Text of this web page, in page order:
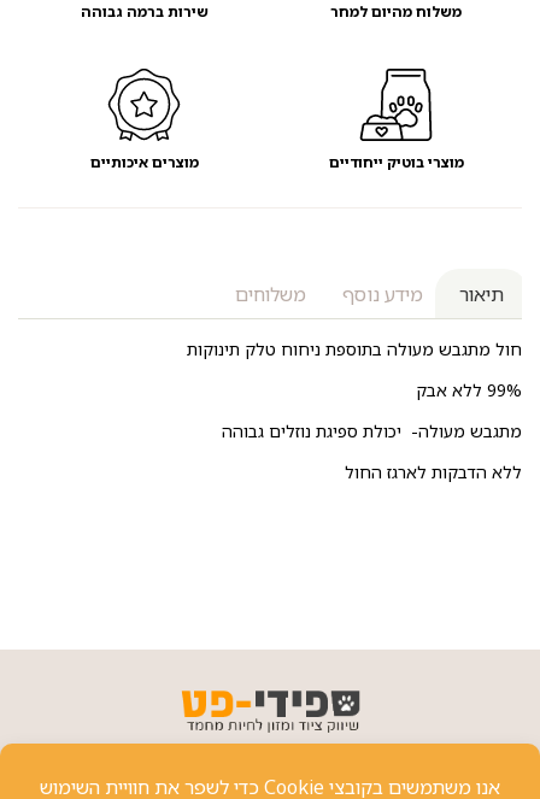
תיאור מידע נוסף משלוחים
חול מתגבש מעולה בתוספת ניחוח טלק תינוקות
99% ללא אבק
מתגבש מעולה- יכולת ספיגת נוזלים גבוהה
ללא הדבקות לארגז החול
משלוח מהיום למחר שירות ברמה גבוהה
מוצרי בוטיק ייחודיים מוצרים איכותיים